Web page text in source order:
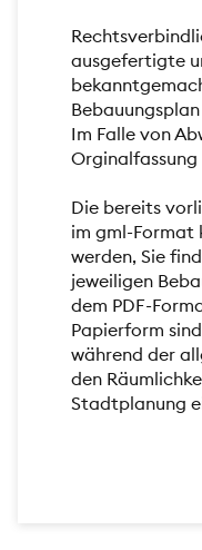
ausgefertigte
Im Falle von
Die bereits
im gml-Format
werden, Sie
jeweiligen
dem PDF-
Papierform
während der
den
Stadtplanung